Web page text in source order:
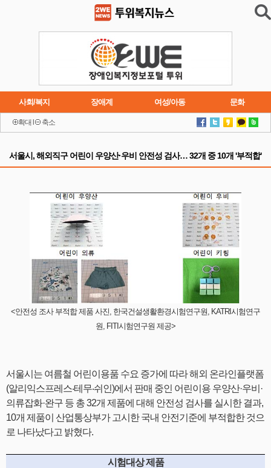
사회/복지 장애계 여성/아동 문화
이슈 연재소설
확대 축소
서울시, 해외직구 어린이 우양산·우비 안전성 검사… 32개 중 10개 '부적합'
<안전성 조사 부적합 제품 사진, 한국건설생활환경시험연구원, KATRI시험연구
원, FITI시험연구원 제공>
서울시는 여름철 어린이용품 수요 증가에 따라 해외 온라인플랫폼
(알리익스프레스‧테무‧쉬인)에서 판매 중인 어린이용 우양산·우비·
의류잡화·완구 등 총 32개 제품에 대해 안전성 검사를 실시한 결과,
10개 제품이 산업통상부가 고시한 국내 안전기준에 부적합한 것으
로 나타났다고 밝혔다.
시험대상 제품